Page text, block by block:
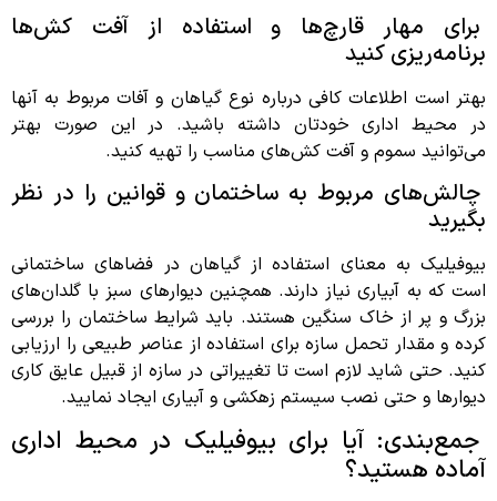
برای مهار قارچ‌ها و استفاده از آفت کش‌ها
برنامه‌ریزی کنید
بهتر است اطلاعات کافی درباره نوع گیاهان و آفات مربوط به آنها
در محیط اداری خودتان داشته باشید. در این صورت بهتر
می‌توانید سموم و آفت کش‌های مناسب را تهیه کنید.
چالش‌های مربوط به ساختمان و قوانین را در نظر
بگیرید
بیوفیلیک به معنای استفاده از گیاهان در فضاهای ساختمانی
است که به آبیاری نیاز دارند. همچنین دیوارهای سبز با گلدان‌های
بزرگ و پر از خاک سنگین هستند. باید شرایط ساختمان را بررسی
کرده و مقدار تحمل سازه برای استفاده از عناصر طبیعی را ارزیابی
کنید. حتی شاید لازم است تا تغییراتی در سازه از قبیل عایق کاری
دیوارها و حتی نصب سیستم زهکشی و آبیاری ایجاد نمایید.
جمع‌بندی: آیا برای بیوفیلیک در محیط اداری
آماده هستید؟